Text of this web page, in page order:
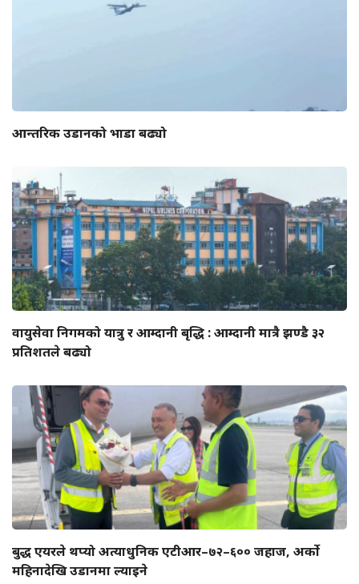
आन्तरिक उडानको भाडा बढ्यो
वायुसेवा निगमको यात्रु र आम्दानी बृद्धि : आम्दानी मात्रै झण्डै ३२
प्रतिशतले बढ्यो
बुद्ध एयरले थप्यो अत्याधुनिक एटीआर–७२–६०० जहाज, अर्को
महिनादेखि उडानमा ल्याइने